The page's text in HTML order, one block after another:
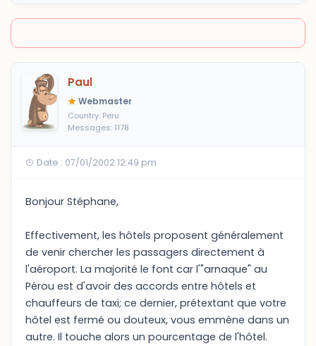
Paul
Webmaster
Country: Peru
Messages: 1178
Date : 07/01/2002 12:49 pm
Bonjour Stéphane,
Effectivement, les hôtels proposent généralement
de venir chercher les passagers directement à
l'aéroport. La majorité le font car l'"arnaque" au
Pérou est d'avoir des accords entre hôtels et
chauffeurs de taxi; ce dernier, prétextant que votre
hôtel est fermé ou douteux, vous emmène dans un
autre. Il touche alors un pourcentage de l'hôtel.